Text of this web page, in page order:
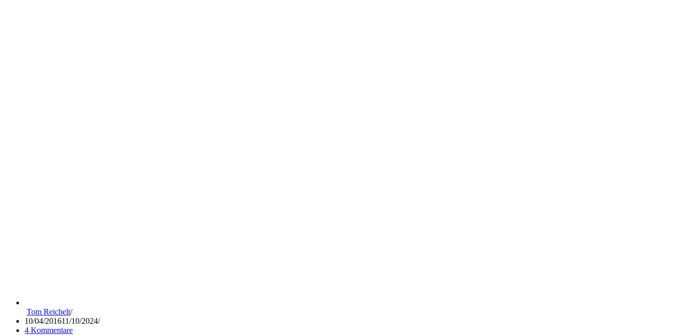
Tom Reichelt
10/04/201611/10/2024
4 Kommentare